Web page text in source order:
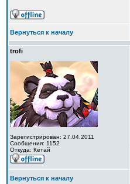
Вернуться к началу
trofi
Зарегистрирован: 27.04.2011
Сообщения: 1152
Откуда: Кетай
Вернуться к началу